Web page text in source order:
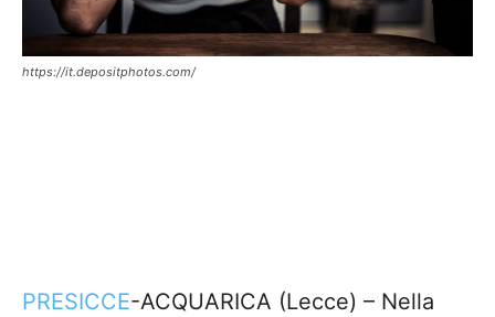
https://it.depositphotos.com/
PRESICCE-ACQUARICA (Lecce) – Nella